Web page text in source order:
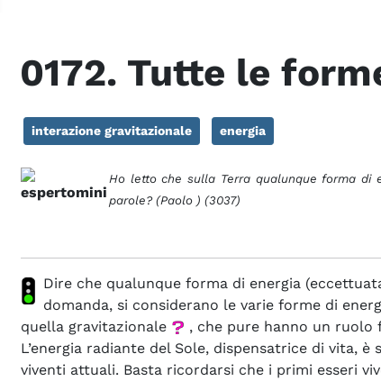
0172. Tutte le
interazione gravitazionale energia
Ho letto che sulla Terra qualunque forma di
parole? (Paolo ) (3037)
Dire che qualunque forma di energia
domanda, si considerano le varie forme di
quella gravitazionale
, che pure hanno un ruolo
L’energia radiante del Sole, dispensatrice di vita,
viventi attuali. Basta ricordarsi che i primi esseri